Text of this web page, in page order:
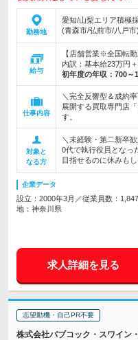
勤務地
愛知/山梨エリア積極
(青森市/弘前市/八戸市
給与
【店舗営業※全国転
内訳：基本給23万円
初年度の年収： 700～
仕事内容
＼完全反響型＆成約
展開する買取専門店
す。
対象と
なる方
＼未経験・第二新卒
0代で執行役員となっ
目指せるのに休みもし
企業データ
設立：2000年3月／従業員数：
地：神奈川県
求人詳細を見る
志望動機・自己PR不要
株式会社バブコック・スワイ